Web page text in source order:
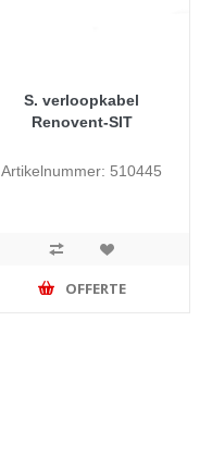
S. verloopkabel
Renovent-SIT
Artikelnummer: 510445
OFFERTE